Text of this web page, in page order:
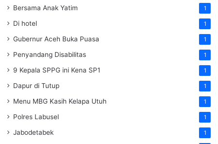
Bersama Anak Yatim 1
Di hotel 1
Gubernur Aceh Buka Puasa 1
Penyandang Disabilitas 1
9 Kepala SPPG ini Kena SP1 1
Dapur di Tutup 1
Menu MBG Kasih Kelapa Utuh 1
Polres Labusel 1
Jabodetabek 1